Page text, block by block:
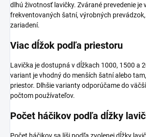
dlhú životnosť lavičky. Zvárané prevedenie je
frekventovaných šatní, výrobných
zariadení.
Viac dĺžok podľa priestoru
Lavička je dostupná v dĺžkach 1000, 1500 a
variant je vhodný do menších šatní alebo
priestor. Dlhšie varianty odporúčame do
počtom používateľov.
Počet háčikov podľa dĺžky
Počet háčikov sa líši podľa zvolenej dĺžky